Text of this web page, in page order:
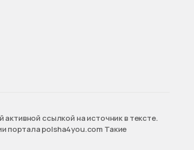
ссылкой на источник в тексте.
портала polsha4you.com Такие